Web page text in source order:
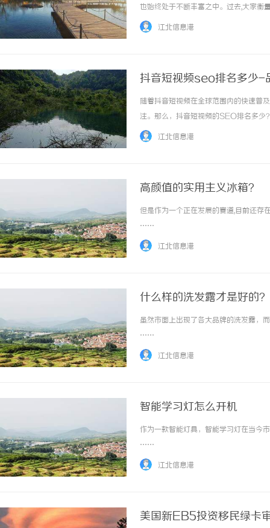
也始终处于不断丰富之中。过去,大家衡
安全气囊数量、主动安全系统可靠程度
江北信息港
抖音短视频seo排名多少-
随着抖音短视频在全球范围内的快速普
注。那么，抖音短视频的SEO排名多少
略。希望能够为你的内容创作带来更多
江北信息港
高颜值的实用主义冰箱？
但是作为一个正在发展的赛道,目前还存
……
江北信息港
什么样的洗发露才是好的？
虽然市面上出现了各大品牌的洗发露，
……
江北信息港
智能学习灯怎么开机
作为一款智能灯具，智能学习灯在当今
……
江北信息港
美国新EB5投资移民绿卡